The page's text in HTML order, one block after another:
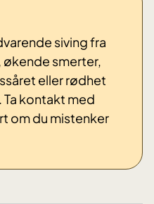
siving fra
økende smerter,
eller rødhet
kontakt med
om du mistenker